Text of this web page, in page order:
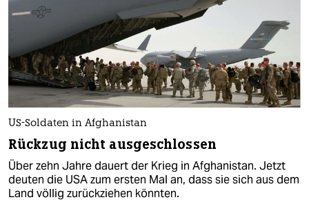
US-Soldaten in Afghanistan
Rückzug nicht ausgeschlossen
Über zehn Jahre dauert der Krieg in Afghanistan. Jetzt
deuten die USA zum ersten Mal an, dass sie sich aus dem
Land völlig zurückziehen könnten.